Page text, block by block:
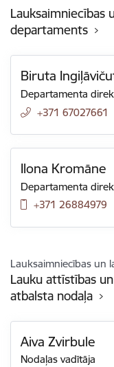
Lauksaimniecības
departaments
Biruta
Departamenta
+371 67027661
Ilona Kromāne
Departamenta
+371 26884979
Lauksaimniecības un
Lauku attīstības
atbalsta nodaļa
Aiva Zvirbule
Nodaļas vadītāja